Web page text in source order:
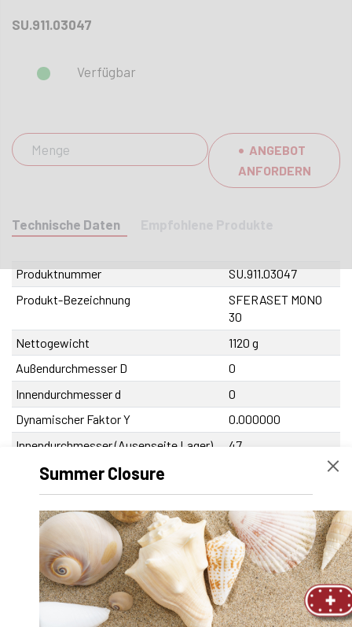
SU.911.03047
Verfügbar
ANGEBOT
ANFORDERN
Technische Daten
Produktnummer
SU.911.03047
Produkt-Bezeichnung
SFERASET MONO
30
Nettogewicht
1120 g
Außendurchmesser D
0
Innendurchmesser d
0
Dynamischer Faktor Y
0.000000
Innendurchmesser (Ausenseite Lager)
47
Abmessung Gewindebohrung M
M8
Achsabstand Schrauben Y
89
Höhe H
72
Höhe Sockel F
11
38.0
Summer Closure